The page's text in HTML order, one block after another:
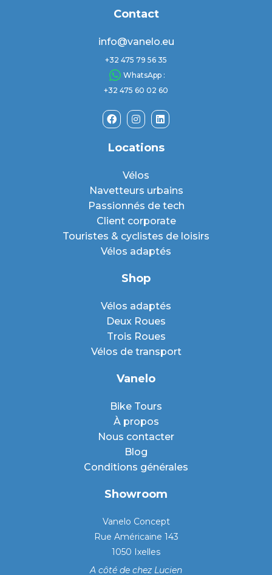
Contact
info@vanelo.eu
+32 475 79 56 35
WhatsApp :
+32 475 60 02 60
Locations
Vélos
Navetteurs urbains
Passionnés de tech
Client corporate
Touristes & cyclistes de loisirs
Vélos adaptés
Shop
Vélos adaptés
Deux Roues
Trois Roues
Vélos de transport
Vanelo
Bike Tours
À propos
Nous contacter
Blog
Conditions générales
Showroom
Vanelo Concept
Rue Américaine 143
1050 Ixelles
A côté de chez Lucien